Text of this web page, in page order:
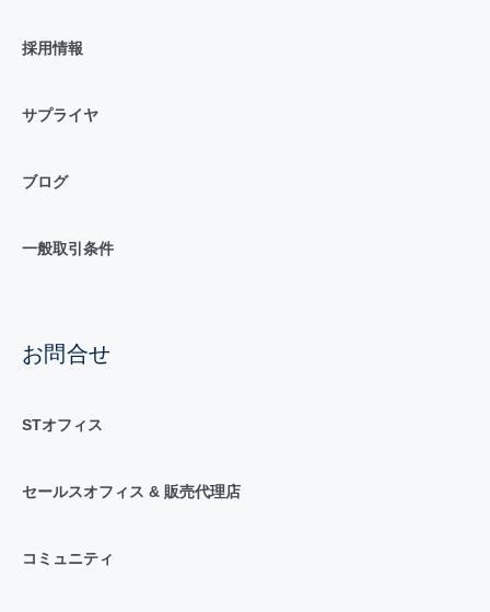
採用情報
サプライヤ
ブログ
一般取引条件
お問合せ
STオフィス
セールスオフィス & 販売代理店
コミュニティ